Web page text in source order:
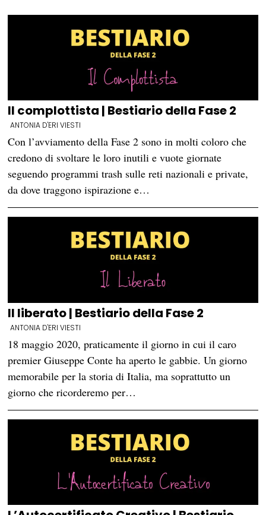
Il complottista | Bestiario della Fase 2
ANTONIA D'ERI VIESTI
Con l’avviamento della Fase 2 sono in molti coloro che
credono di svoltare le loro inutili e vuote giornate
seguendo programmi trash sulle reti nazionali e private,
da dove traggono ispirazione e…
Il liberato | Bestiario della Fase 2
ANTONIA D'ERI VIESTI
18 maggio 2020, praticamente il giorno in cui il caro
premier Giuseppe Conte ha aperto le gabbie. Un giorno
memorabile per la storia di Italia, ma soprattutto un
giorno che ricorderemo per…